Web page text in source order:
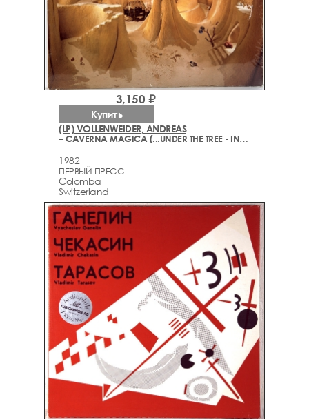
(LP) VOLLENWEIDER, ANDREAS
– CAVERNA MAGICA (...UNDER THE TREE - IN THE CAVE...)
1982
ПЕРВЫЙ ПРЕСС
Colomba
Switzerland
3,150 ₽
Купить